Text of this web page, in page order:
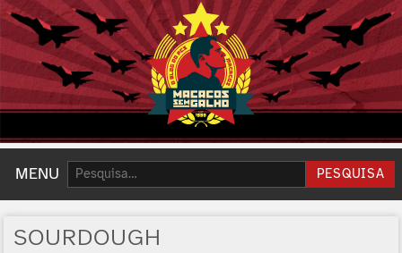
MENU Pesquisar: PESQUISA
SOURDOUGH